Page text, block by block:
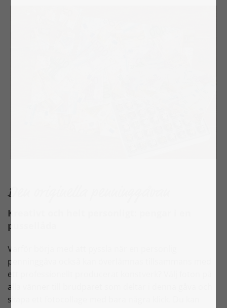
Den originella penninggåvan
Kreativt och helt personligt: pengar i en
pussellåda
Varför börja med att pyssla när en personlig
penninggåva också kan överlämnas tillsammans med
ett professionellt producerat konstverk? Välj foton på
alla vänner till brudparet som deltar i denna gåva och
skapa ett fotocollage med bara några klick. Du kan